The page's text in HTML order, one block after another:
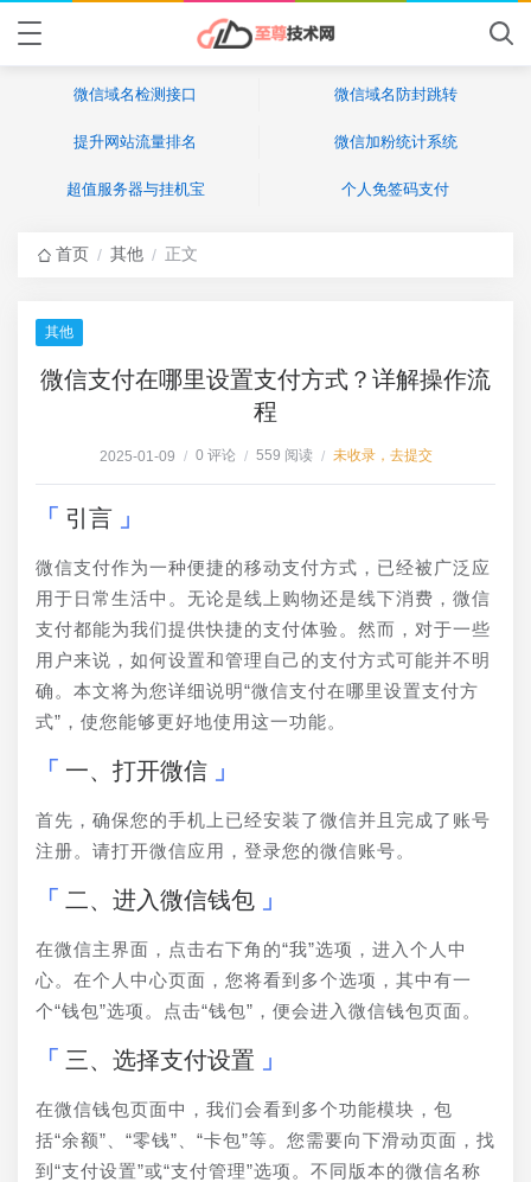
微信域名检测接口 微信域名防封跳转
提升网站流量排名 微信加粉统计系统
超值服务器与挂机宝 个人免签码支付
首页 / 其他 / 正文
其他
微信支付在哪里设置支付方式？详解操作流
程
2025-01-09 / 0 评论 / 559 阅读 / 未收录，去提交
引言
微信支付作为一种便捷的移动支付方式，已经被广泛应
用于日常生活中。无论是线上购物还是线下消费，微信
支付都能为我们提供快捷的支付体验。然而，对于一些
用户来说，如何设置和管理自己的支付方式可能并不明
确。本文将为您详细说明“微信支付在哪里设置支付方
式”，使您能够更好地使用这一功能。
一、打开微信
首先，确保您的手机上已经安装了微信并且完成了账号
注册。请打开微信应用，登录您的微信账号。
二、进入微信钱包
在微信主界面，点击右下角的“我”选项，进入个人中
心。在个人中心页面，您将看到多个选项，其中有一
个“钱包”选项。点击“钱包”，便会进入微信钱包页面。
三、选择支付设置
在微信钱包页面中，我们会看到多个功能模块，包
括“余额”、“零钱”、“卡包”等。您需要向下滑动页面，找
到“支付设置”或“支付管理”选项。不同版本的微信名称